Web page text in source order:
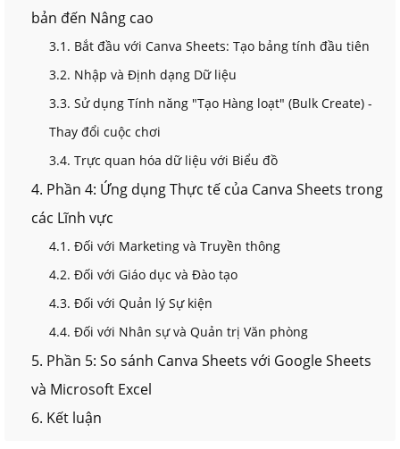
bản đến Nâng cao
3.1. Bắt đầu với Canva Sheets: Tạo bảng tính đầu tiên
3.2. Nhập và Định dạng Dữ liệu
3.3. Sử dụng Tính năng "Tạo Hàng loạt" (Bulk Create) -
Thay đổi cuộc chơi
3.4. Trực quan hóa dữ liệu với Biểu đồ
4. Phần 4: Ứng dụng Thực tế của Canva Sheets trong
các Lĩnh vực
4.1. Đối với Marketing và Truyền thông
4.2. Đối với Giáo dục và Đào tạo
4.3. Đối với Quản lý Sự kiện
4.4. Đối với Nhân sự và Quản trị Văn phòng
5. Phần 5: So sánh Canva Sheets với Google Sheets
và Microsoft Excel
6. Kết luận